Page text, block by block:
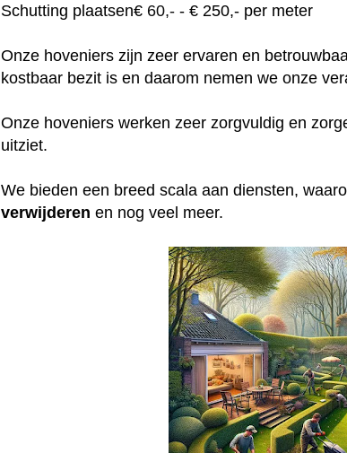
Schutting plaatsen€ 60,- - € 250,- per meter
Onze hoveniers zijn zeer ervaren en
kostbaar bezit is en daarom nemen we onze
Onze hoveniers werken zeer zorgvuldig en
uitziet.
We bieden een breed scala aan diensten,
verwijderen en nog veel meer.